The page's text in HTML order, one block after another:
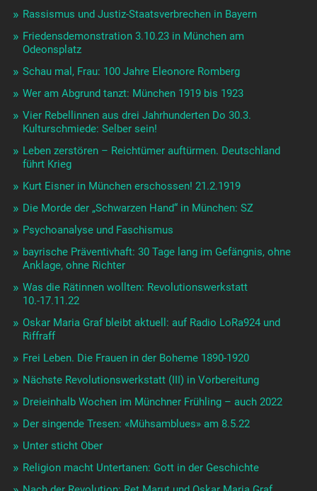
Rassismus und Justiz-Staatsverbrechen in Bayern
Friedensdemonstration 3.10.23 in München am
Odeonsplatz
Schau mal, Frau: 100 Jahre Eleonore Romberg
Wer am Abgrund tanzt: München 1919 bis 1923
Vier Rebellinnen aus drei Jahrhunderten Do 30.3.
Kulturschmiede: Selber sein!
Leben zerstören – Reichtümer auftürmen. Deutschland
führt Krieg
Kurt Eisner in München erschossen! 21.2.1919
Die Morde der „Schwarzen Hand“ in München: SZ
Psychoanalyse und Faschismus
bayrische Präventivhaft: 30 Tage lang im Gefängnis, ohne
Anklage, ohne Richter
Was die Rätinnen wollten: Revolutionswerkstatt
10.-17.11.22
Oskar Maria Graf bleibt aktuell: auf Radio LoRa924 und
Riffraff
Frei Leben. Die Frauen in der Boheme 1890-1920
Nächste Revolutionswerkstatt (III) in Vorbereitung
Dreieinhalb Wochen im Münchner Frühling – auch 2022
Der singende Tresen: «Mühsamblues» am 8.5.22
Unter sticht Ober
Religion macht Untertanen: Gott in der Geschichte